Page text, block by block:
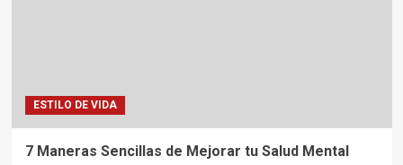
ESTILO DE VIDA
7 Maneras Sencillas de Mejorar tu Salud Mental